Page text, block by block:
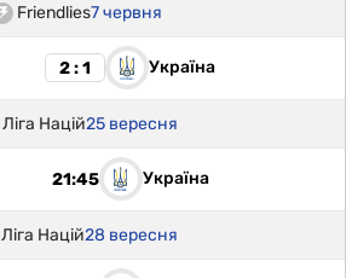
Friendlies7 червня
2 : 1 Україна
Ліга Націй25 вересня
21:45 Україна
Ліга Націй28 вересня